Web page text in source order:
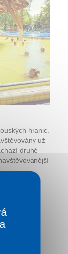
hranic.
už
druhé